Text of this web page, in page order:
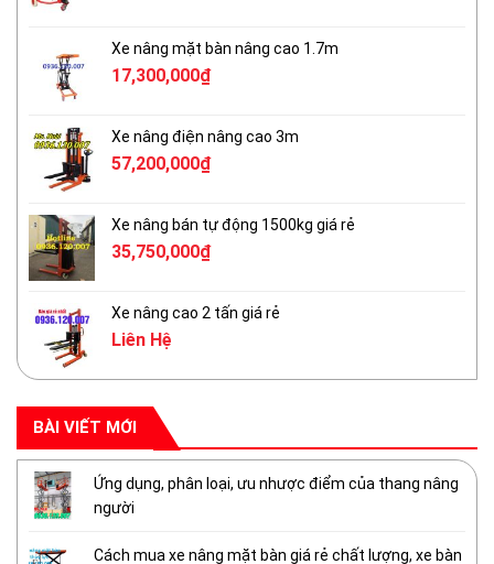
Xe nâng mặt bàn nâng cao 1.7m
17,300,000₫
Xe nâng điện nâng cao 3m
57,200,000₫
Xe nâng bán tự động 1500kg giá rẻ
35,750,000₫
Xe nâng cao 2 tấn giá rẻ
Liên Hệ
BÀI VIẾT MỚI
Ứng dụng, phân loại, ưu nhược điểm của thang nâng
người
Cách mua xe nâng mặt bàn giá rẻ chất lượng, xe bàn